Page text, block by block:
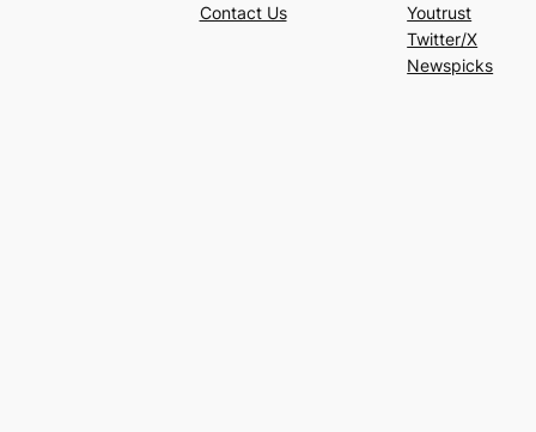
Contact Us
Youtrust
Twitter/X
Newspicks